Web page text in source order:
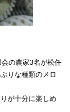
の農家3名が松任
りな種類のメロ
が十分に楽しめ